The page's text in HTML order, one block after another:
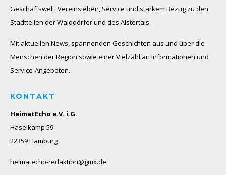
Geschäftswelt, Vereinsleben, Service und starkem Bezug zu den
Stadtteilen der Walddörfer und des Alstertals.
Mit aktuellen News, spannenden Geschichten aus und über die
Menschen der Region sowie einer Vielzahl an Informationen und
Service-Angeboten.
KONTAKT
HeimatEcho e.V. i.G.
Haselkamp 59
22359 Hamburg
heimatecho-redaktion@gmx.de